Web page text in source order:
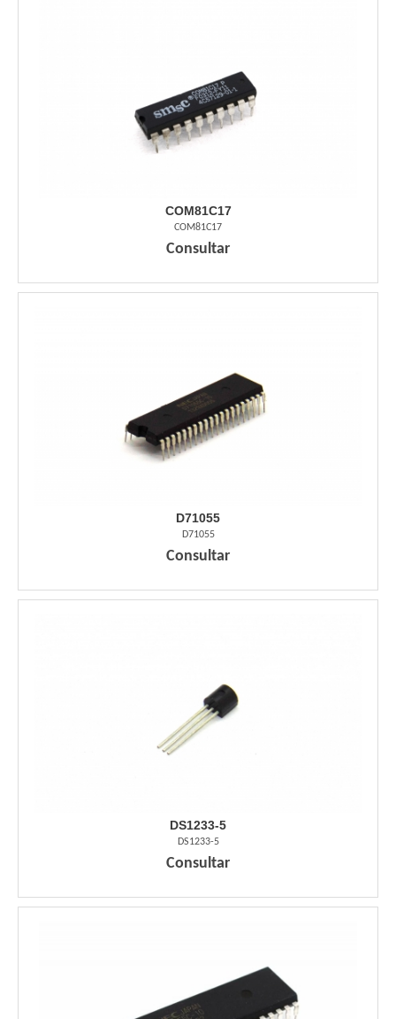
COM81C17
COM81C17
Consultar
D71055
D71055
Consultar
DS1233-5
DS1233-5
Consultar